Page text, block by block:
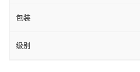
包装
级别